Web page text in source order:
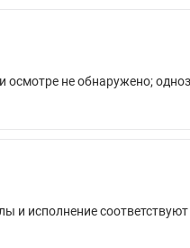
не обнаружено;
и исполнение